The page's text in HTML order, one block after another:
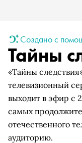
Создано с
Тайны
«Тайны
телевизионный
выходит в эфир с
самых
отечественного
аудиторию.